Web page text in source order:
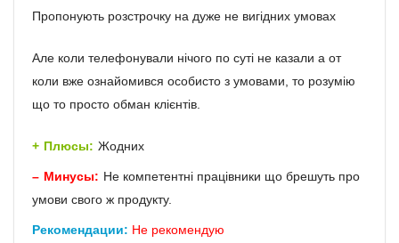
Пропонують розстрочку на дуже не вигідних умовах
Але коли телефонували нічого по суті не казали а от
коли вже ознайомився особисто з умовами, то розумію
що то просто обман клієнтів.
Плюсы: Жодних
Минусы: Не компетентні працівники що брешуть про
умови свого ж продукту.
Рекомендации: Не рекомендую